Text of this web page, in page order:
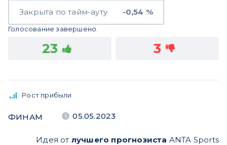
Закрыта по тайм-ауту -0,54 %
Голосование завершено.
23 3
Рост прибыли
ФИНАМ 05.05.2023
Идея от лучшего прогнозиста ANTA Sports